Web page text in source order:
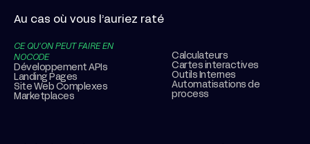
Au cas où vous l’auriez raté
CE QU’ON PEUT FAIRE EN
NOCODE
Développement APIs
Landing Pages
Site Web Complexes
Marketplaces
Calculateurs
Cartes interactives
Outils Internes
Automatisations de
process